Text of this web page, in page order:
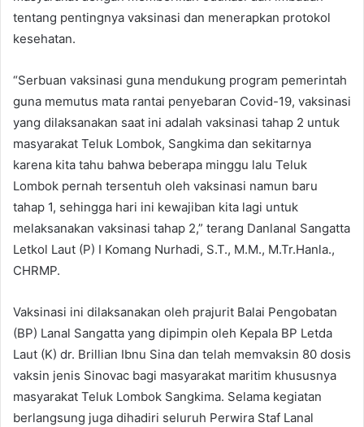
tentang pentingnya vaksinasi dan menerapkan protokol
kesehatan.
“Serbuan vaksinasi guna mendukung program pemerintah
guna memutus mata rantai penyebaran Covid-19, vaksinasi
yang dilaksanakan saat ini adalah vaksinasi tahap 2 untuk
masyarakat Teluk Lombok, Sangkima dan sekitarnya
karena kita tahu bahwa beberapa minggu lalu Teluk
Lombok pernah tersentuh oleh vaksinasi namun baru
tahap 1, sehingga hari ini kewajiban kita lagi untuk
melaksanakan vaksinasi tahap 2,” terang Danlanal Sangatta
Letkol Laut (P) I Komang Nurhadi, S.T., M.M., M.Tr.Hanla.,
CHRMP.
Vaksinasi ini dilaksanakan oleh prajurit Balai Pengobatan
(BP) Lanal Sangatta yang dipimpin oleh Kepala BP Letda
Laut (K) dr. Brillian Ibnu Sina dan telah memvaksin 80 dosis
vaksin jenis Sinovac bagi masyarakat maritim khususnya
masyarakat Teluk Lombok Sangkima. Selama kegiatan
berlangsung juga dihadiri seluruh Perwira Staf Lanal